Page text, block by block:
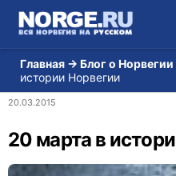
Главная → Блог о Норвегии
истории Норвегии
20.03.2015
20 марта в